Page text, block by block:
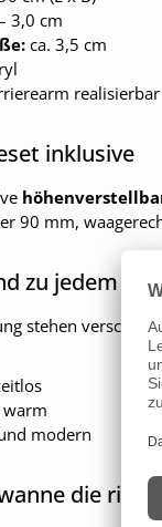
3,0 cm
ca. 3,5 cm
realisierbar
inklusive
90 mm,
zu jedem
stehen
modern
die